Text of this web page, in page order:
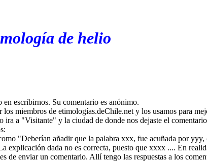
de helio
escribirnos. Su comentario es anónimo.
miembros de etimologías.deChile.net y los usamos para
ira a "Visitante" y la ciudad de donde nos dejaste el
"Deberían añadir que la palabra xxx, fue acuñada por yyy,
explicación dada no es correcta, puesto que xxxx .... En
de enviar un comentario. Allí tengo las respuestas a los